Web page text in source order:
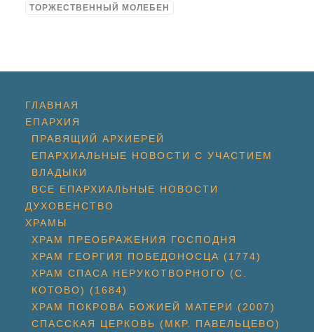
ТОРЖЕСТВЕННЫЙ МОЛЕБЕН
ГЛАВНАЯ
ЕПАРХИЯ
ПРАВЯЩИЙ АРХИЕРЕЙ
ЕПАРХИАЛЬНЫЕ НОВОСТИ С УЧАСТИЕМ
ВЛАДЫКИ
ВСЕ ЕПАРХИАЛЬНЫЕ НОВОСТИ
ДУХОВЕНСТВО
ХРАМЫ
ХРАМ ПРЕОБРАЖЕНИЯ ГОСПОДНЯ
ХРАМ ГЕОРГИЯ ПОБЕДОНОСЦА (1774)
ХРАМ СПАСА НЕРУКОТВОРНОГО (С.
КОТОВО) (1684)
ХРАМ ПОКРОВА БОЖИЕЙ МАТЕРИ (2007)
СПАССКАЯ ЦЕРКОВЬ (МКР. ПАВЕЛЬЦЕВО)